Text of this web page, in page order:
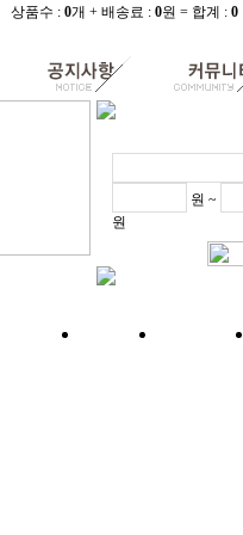
상품수 : 0개 + 배송료 : 0원 = 합계 : 0
원 ~
원
브러쉬 | 소독액 | 주변기기 |